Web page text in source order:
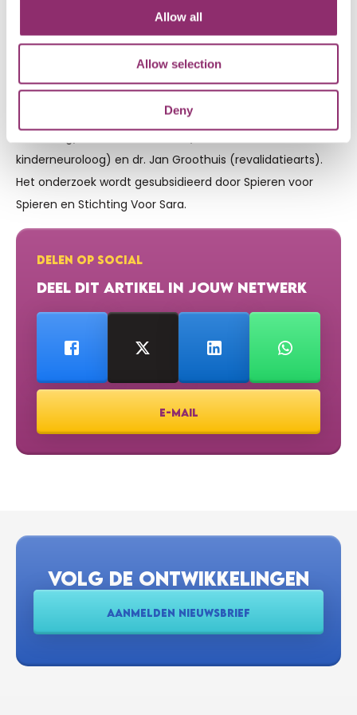
Allow all
Allow selection
Deny
Het onderzoek naar de spierziekte MDC1A wordt
uitgevoerd door drs. Karlijn Bouman (arts-onderzoeker,
PhD kandidaat), dr. Nicol Voermans (neuromusculair
kinderneuroloog) en dr. Jan Groothuis (revalidatiearts).
Het onderzoek wordt gesubsidieerd door Spieren voor
Spieren en Stichting Voor Sara.
DELEN OP SOCIAL
DEEL DIT ARTIKEL IN JOUW NETWERK
E-MAIL
VOLG DE ONTWIKKELINGEN
AANMELDEN NIEUWSBRIEF